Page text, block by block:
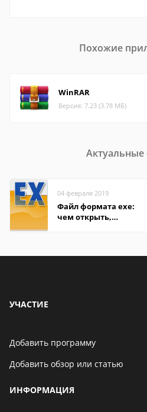
Похожие
WinRAR
Версия: 7.23 (3.78 МБ)
Актуальные
04 февраля 2019
Файл формата exe:
чем открыть,
УЧАСТИЕ
Добавить программу
Добавить обзор или статью
ИНФОРМАЦИЯ